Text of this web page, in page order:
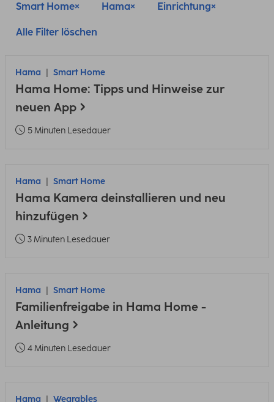
Smart Home Hama Einrichtung
Alle Filter löschen
Hama Smart Home
Hama Home: Tipps und Hinweise zur
neuen App
5 Minuten Lesedauer
Hama Smart Home
Hama Kamera deinstallieren und neu
hinzufügen
3 Minuten Lesedauer
Hama Smart Home
Familienfreigabe in Hama Home -
Anleitung
4 Minuten Lesedauer
Hama Wearables